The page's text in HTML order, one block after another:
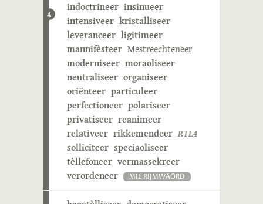
4
indoctrineer insinueer
intensiveer kristalliseer
leveranceer ligitimeer
mannifèsteer Mestreechteneer
moderniseer moraoliseer
neutraliseer organiseer
oriënteer particuleer
perfectioneer polariseer
privatiseer reanimeer
relativeer rikkemendeer RTL4
solliciteer speciaoliseer
tèllefoneer vermassekreer
verordeneer
MIE RIJMWÄÖRD